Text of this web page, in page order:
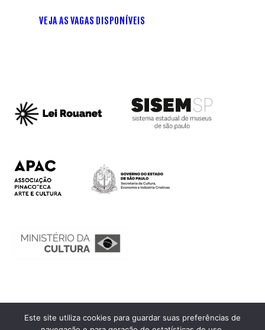
VEJA AS VAGAS DISPONÍVEIS
Ouvidoria
Este site utiliza cookies para guardar suas preferências de